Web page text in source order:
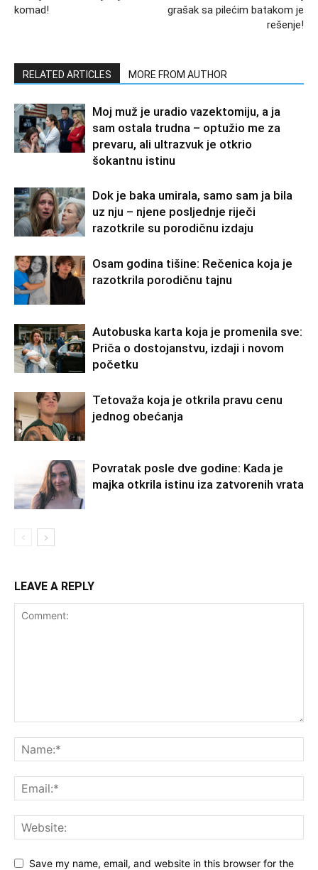
komad!
grašak sa pilećim batakom je
rešenje!
RELATED ARTICLES MORE FROM AUTHOR
Moj muž je uradio vazektomiju, a ja
sam ostala trudna – optužio me za
prevaru, ali ultrazvuk je otkrio
šokantnu istinu
Dok je baka umirala, samo sam ja bila
uz nju – njene posljednje riječi
razotkrile su porodičnu izdaju
Osam godina tišine: Rečenica koja je
razotkrila porodičnu tajnu
Autobuska karta koja je promenila sve:
Priča o dostojanstvu, izdaji i novom
početku
Tetovaža koja je otkrila pravu cenu
jednog obećanja
Povratak posle dve godine: Kada je
majka otkrila istinu iza zatvorenih vrata
LEAVE A REPLY
Save my name, email, and website in this browser for the